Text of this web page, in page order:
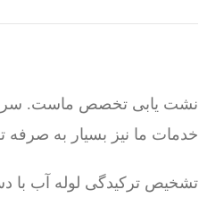
نشت یابی تخصص ماست.
خدمات ما نیز بسیار به
تشخیص ترکیدگی لوله آب با